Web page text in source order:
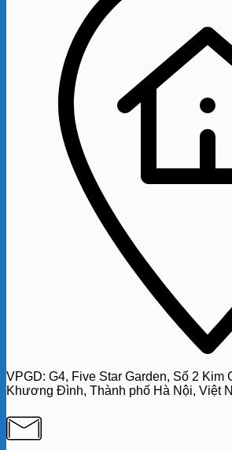
VPGD: G4, Five Star Garden, Số 2 Kim
Khương Đình, Thành phố Hà Nội, Việt